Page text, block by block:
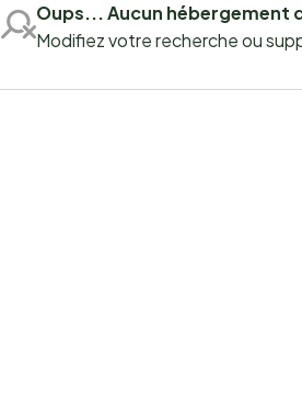
Oups... Aucun hébergement
Modifiez votre recherche ou